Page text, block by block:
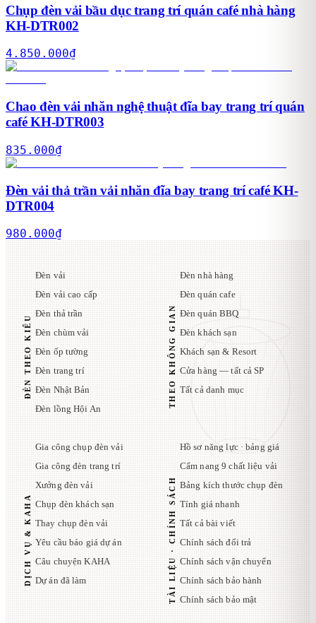
Chụp đèn vải bầu dục trang trí quán café nhà hàng
KH-DTR002
4.850.000₫
Chao đèn vải nhăn nghệ thuật đĩa bay trang trí quán
café KH-DTR003
835.000₫
Đèn vải thả trần vải nhăn đĩa bay trang trí café KH-
DTR004
980.000₫
ĐÈN THEO KIỂU
Đèn vải
Đèn vải cao cấp
Đèn thả trần
Đèn chùm vải
Đèn ốp tường
Đèn trang trí
Đèn Nhật Bản
Đèn lồng Hội An
THEO KHÔNG GIAN
Đèn nhà hàng
Đèn quán cafe
Đèn quán BBQ
Đèn khách sạn
Khách sạn & Resort
Cửa hàng — tất cả SP
Tất cả danh mục
DỊCH VỤ & KAHA
Gia công chụp đèn vải
Gia công đèn trang trí
Xưởng đèn vải
Chụp đèn khách sạn
Thay chụp đèn vải
Yêu cầu báo giá dự án
Câu chuyện KAHA
Dự án đã làm
TÀI LIỆU · CHÍNH SÁCH
Hồ sơ năng lực · bảng giá
Cẩm nang 9 chất liệu vải
Bảng kích thước chụp đèn
Tính giá nhanh
Tất cả bài viết
Chính sách đổi trả
Chính sách vận chuyển
Chính sách bảo hành
Chính sách bảo mật